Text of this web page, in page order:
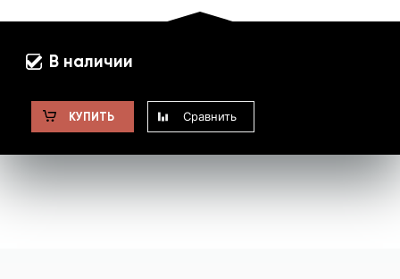
В наличии
КУПИТЬ Сравнить